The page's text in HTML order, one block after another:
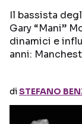
Il bassista
Gary “Mani”
dinamici e
anni:
diSTEFANO